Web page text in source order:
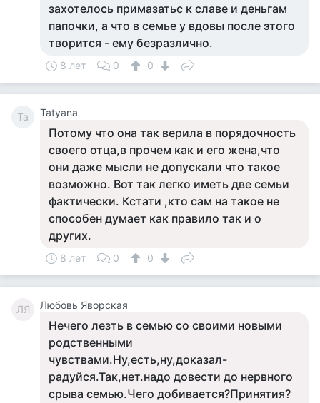
захотелось примазатьс к славе и деньгам
папочки, а что в семье у вдовы после этого
творится - ему безразлично.
8 лет 0 0
Ta Tatyana
Потому что она так верила в порядочность
своего отца,в прочем как и его жена,что
они даже мысли не допускали что такое
возможно. Вот так легко иметь две семьи
фактически. Кстати ,кто сам на такое не
способен думает как правило так и о
других.
8 лет 0 0
ЛЯ Любовь Яворская
Нечего лезть в семью со своими новыми
родственными
чувствами.Ну,есть,ну,доказал-
радуйся.Так,нет.надо довести до нервного
срыва семью.Чего добивается?Принятия?